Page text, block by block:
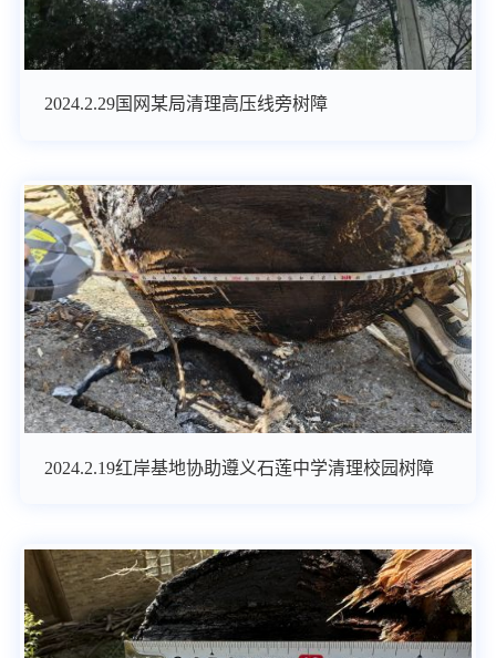
2024.2.29国网某局清理高压线旁树障
2024.2.19红岸基地协助遵义石莲中学清理校园树障